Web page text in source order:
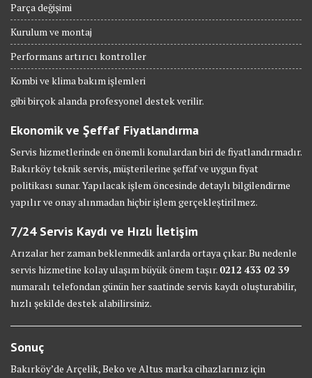
Parça değişimi
Kurulum ve montaj
Performans artırıcı kontroller
Kombi ve klima bakım işlemleri
gibi birçok alanda profesyonel destek verilir.
Ekonomik ve Şeffaf Fiyatlandırma
Servis hizmetlerinde en önemli konulardan biri de fiyatlandırmadır.
Bakırköy teknik servis, müşterilerine şeffaf ve uygun fiyat
politikası sunar. Yapılacak işlem öncesinde detaylı bilgilendirme
yapılır ve onay alınmadan hiçbir işlem gerçekleştirilmez.
7/24 Servis Kaydı ve Hızlı İletişim
Arızalar her zaman beklenmedik anlarda ortaya çıkar. Bu nedenle
servis hizmetine kolay ulaşım büyük önem taşır. 0212 433 02 39
numaralı telefondan günün her saatinde servis kaydı oluşturabilir,
hızlı şekilde destek alabilirsiniz.
Sonuç
Bakırköy’de Arçelik, Beko ve Altus marka cihazlarınız için